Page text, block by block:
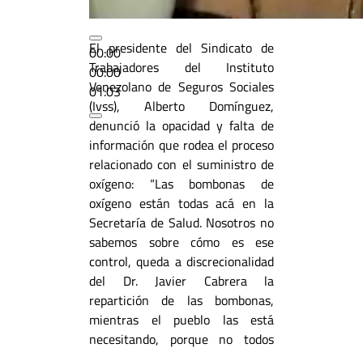
00:00
00:00
01:03
El presidente del Sindicato de
Trabajadores del Instituto
Venezolano de Seguros Sociales
(Ivss), Alberto Domínguez,
denunció la opacidad y falta de
información que rodea el proceso
relacionado con el suministro de
oxígeno: “Las bombonas de
oxígeno están todas acá en la
Secretaría de Salud. Nosotros no
sabemos sobre cómo es ese
control, queda a discrecionalidad
del Dr. Javier Cabrera la
repartición de las bombonas,
mientras el pueblo las está
necesitando, porque no todos